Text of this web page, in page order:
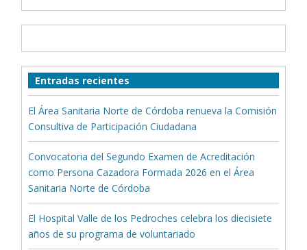
Entradas recientes
El Área Sanitaria Norte de Córdoba renueva la Comisión
Consultiva de Participación Ciudadana
Convocatoria del Segundo Examen de Acreditación
como Persona Cazadora Formada 2026 en el Área
Sanitaria Norte de Córdoba
El Hospital Valle de los Pedroches celebra los diecisiete
años de su programa de voluntariado